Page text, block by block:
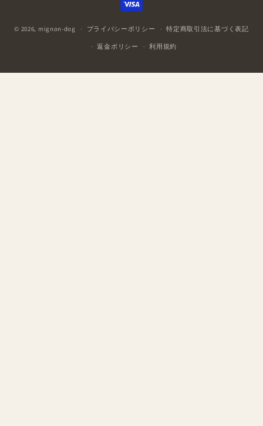
法
© 2026, mignon-dog プライバシーポリシー 特定商取引法に基づく表記
返金ポリシー 利用規約